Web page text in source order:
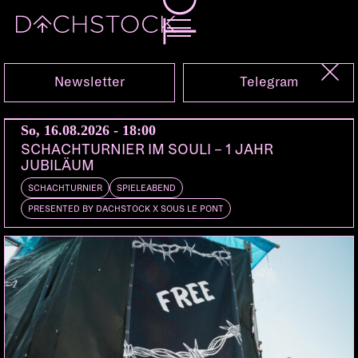
Sa, 31.08.2024
Newsletter Telegram
So, 16.08.2026 - 18:00
SCHACHTURNIER IM SOULI – 1 JAHR
JUBILÄUM
SCHACHTURNIER SPIELEABEND
PRESENTED BY DACHSTOCK X SOUS LE PONT